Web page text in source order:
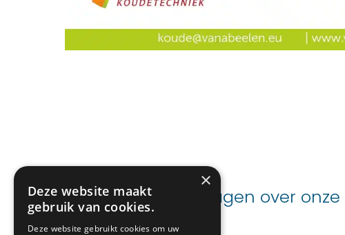
Advies nodig of vragen over onze
×
Deze website maakt
gebruik van cookies.
Deze website gebruikt cookies om uw